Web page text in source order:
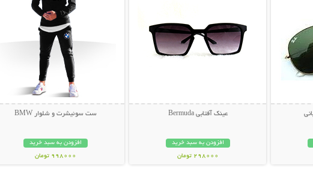
عینک آفتابی Bermuda
افزودن به سبد خرید
298000 تومان
ست سوئیشرت و شلوار BMW
افزودن به سبد خرید
998000 تومان